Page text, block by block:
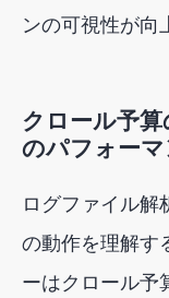
ンの可視性が向
クロール予
のパフォー
ログファイル解
の動作を理解す
ーはクロール予